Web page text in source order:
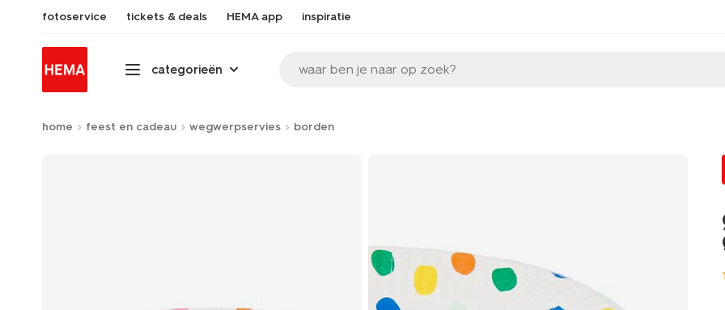
fotoservice tickets & deals HEMA app inspiratie
categorieën waar ben je naar op zoek?
home feest en cadeau wegwerpservies borden